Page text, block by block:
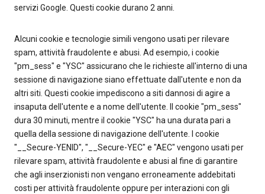
servizi Google. Questi cookie durano 2 anni.
Alcuni cookie e tecnologie simili vengono usati per rilevare
spam, attività fraudolente e abusi. Ad esempio, i cookie
"pm_sess" e "YSC" assicurano che le richieste all'interno di una
sessione di navigazione siano effettuate dall'utente e non da
altri siti. Questi cookie impediscono a siti dannosi di agire a
insaputa dell'utente e a nome dell'utente. Il cookie "pm_sess"
dura 30 minuti, mentre il cookie "YSC" ha una durata pari a
quella della sessione di navigazione dell'utente. I cookie
"__Secure-YENID", "__Secure-YEC" e "AEC" vengono usati per
rilevare spam, attività fraudolente e abusi al fine di garantire
che agli inserzionisti non vengano erroneamente addebitati
costi per attività fraudolente oppure per interazioni con gli